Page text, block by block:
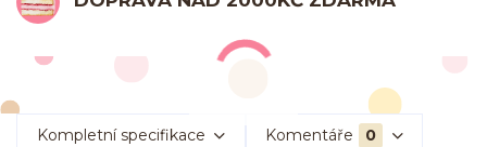
Kompletní specifikace Komentáře 0